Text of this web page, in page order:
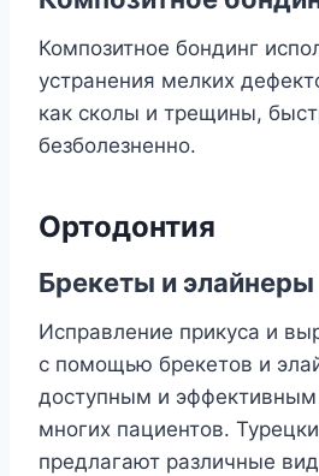
Композитное бондинг
устранения мелких
как сколы и трещины,
безболезненно.
Ортодонтия
Брекеты и элайнеры
Исправление прикуса и
с помощью брекетов и
доступным и
многих пациентов.
предлагают различные